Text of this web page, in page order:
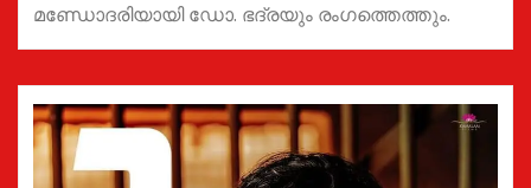
മണ്ഡോദരിയായി ഡോ. ഭദ്രയും രംഗത്തെത്തും.